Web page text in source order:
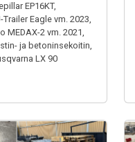
EP16KT,
Eagle vm. 2023,
MEDAX-2 vm. 2021,
ja betoninsekoitin,
LX 90